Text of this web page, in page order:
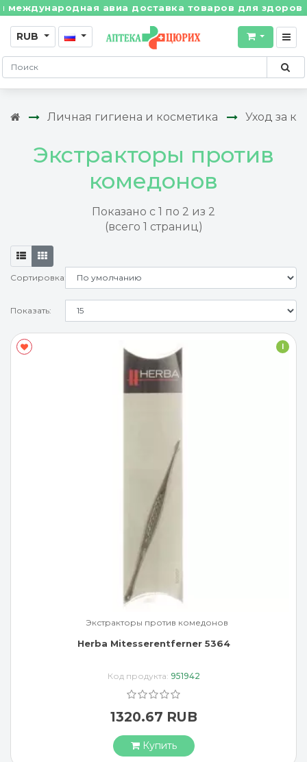
авиа доставка товаров для
RUB
Личная гигиена и косметика Уход за
Экстракторы против
комедонов
Показано с 1 по 2 из 2
(всего 1 страниц)
Сортировка:
Показать:
I
Экстракторы против комедонов
Herba Mitesserentferner 5364
Код продукта: 951942
1320.67 RUB
Купить